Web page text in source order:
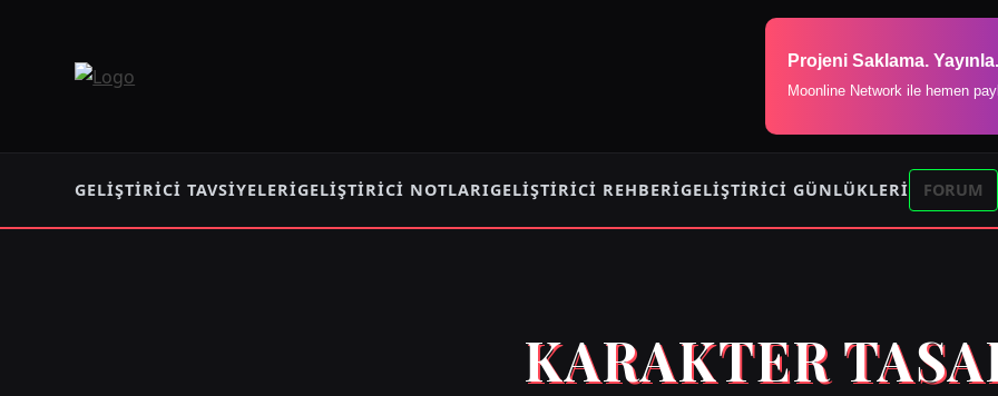
Projeni Saklama. Yayınla.
Moonline Network ile hemen
GELIŞTIRICI TAVSIYELERIGELIŞTIRICI NOTLARIGELIŞTIRICI REHBERIGELIŞTIRICI GÜNLÜKLERI FORUM
KARAKTER